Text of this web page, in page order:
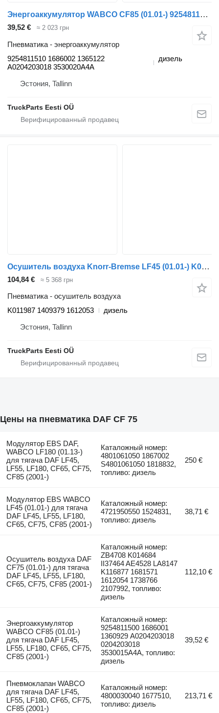
Энергоаккумулятор WABCO CF85 (01.01-) 9254811510 для тягача DAF LF45, LF55, LF180, CF65, CF75, CF85 (2001-)
39,52 € ≈ 2 023 грн
Пневматика - энергоаккумулятор
9254811510 1686002 1365122
A0204203018 3530020A4A
дизель
Эстония, Tallinn
TruckParts Eesti OÜ
Осушитель воздуха Knorr-Bremse LF45 (01.01-) K011987 для тягача DAF LF45, LF55, LF180, CF65, CF75, CF85 (2001-)
104,84 € ≈ 5 368 грн
Пневматика - осушитель воздуха
K011987 1409379 1612053
дизель
Эстония, Tallinn
TruckParts Eesti OÜ
Цены на пневматика DAF CF 75
Модулятор EBS DAF,
WABCO LF180 (01.13-)
для тягача DAF LF45,
LF55, LF180, CF65, CF75,
CF85 (2001-)
Каталожный номер:
4801061050 1867002
S4801061050 1818832,
топливо: дизель
250 €
Модулятор EBS WABCO
LF45 (01.01-) для тягача
DAF LF45, LF55, LF180,
CF65, CF75, CF85 (2001-)
Каталожный номер:
4721950550 1524831,
топливо: дизель
38,71 €
Осушитель воздуха DAF
CF75 (01.01-) для тягача
DAF LF45, LF55, LF180,
CF65, CF75, CF85 (2001-)
Каталожный номер:
ZB4708 K014684
II37464 AE4528 LA8147
K116877 1681571
1612054 1738766
2107992, топливо:
дизель
112,10 €
Энергоаккумулятор
WABCO CF85 (01.01-)
для тягача DAF LF45,
LF55, LF180, CF65, CF75,
CF85 (2001-)
Каталожный номер:
9254811500 1686001
1360929 A0204203018
0204203018
3530015A4A, топливо:
дизель
39,52 €
Пневмоклапан WABCO
для тягача DAF LF45,
LF55, LF180, CF65, CF75,
CF85 (2001-)
Каталожный номер:
4800030040 1677510,
топливо: дизель
213,71 €